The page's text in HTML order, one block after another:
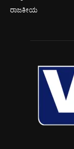
ರಾಜಕೀಯ